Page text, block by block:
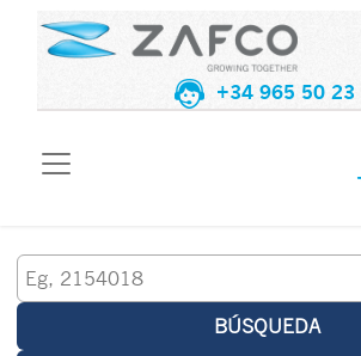
+34 965 50 23
BÚSQUEDA